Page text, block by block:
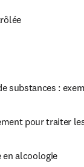
substances :
pour traiter
en alcoologie